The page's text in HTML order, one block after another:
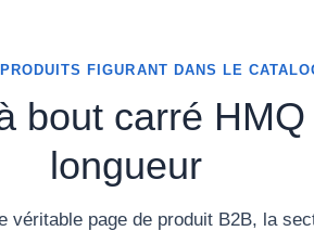
FIGURANT DANS LE
bout carré
longueur
véritable page de produit B2B, la